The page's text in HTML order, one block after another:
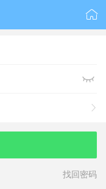



找回密码